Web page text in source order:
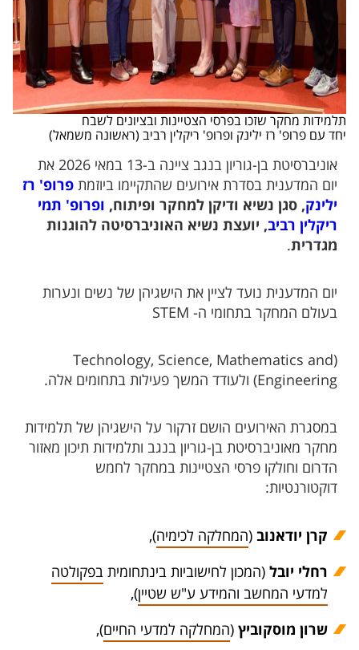
תלמידות מחקר שזכו בפרסי הצטיינות ובציונים לשבח
יחד עם פרופ' רז ילינק ופרופ' ריקלין רביב (ראשונה משמאל)
אוניברסיטת בן-גוריון בנגב ציינה ב-13 במאי 2026 את
יום המדענית בסדרת אירועים שהתקיימו ביוזמתפרופ' רז
ילינק, סגן נשיא ודיקן למחקר ופיתוח, ופרופ' תמי
ריקלין רביב, יועצת נשיא האוניברסיטה להוגנות
מגדרית.
יום המדענית נועד לציין את הישגיהן של נשים ונערות
בעולם המחקר בתחומי ה- STEM
(Technology, Science, Mathematics and
Engineering) ולעודד המשך פעילות בתחומים אלה.
במסגרת האירועים הושם זרקור על הישגיהן של תלמידות
מחקר מאוניברסיטת בן-גוריון בנגב ותלמידות תיכון מאזור
הדרום וחולקו פרסי הצטיינות במחקר לחמש
דוקטורנטיות:
קרן יודאנוב (המחלקה לכימיה),
רחלי יובל (המכון לחישוביות בינתחומית בפקולטה
למדעי המחשב והמידע ע"ש שטיין),
שרון מוסקוביץ (המחלקה למדעי החיים),